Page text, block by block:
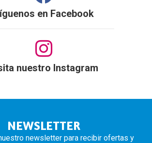
en Facebook
nuestro Instagram
NEWSLETTER
newsletter para recibir ofertas y